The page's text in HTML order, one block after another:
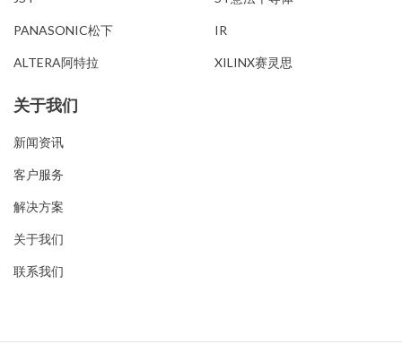
PANASONIC松下
ALTERA阿特拉
IR
XILINX赛灵思
关于我们
新闻资讯
客户服务
解决方案
关于我们
联系我们